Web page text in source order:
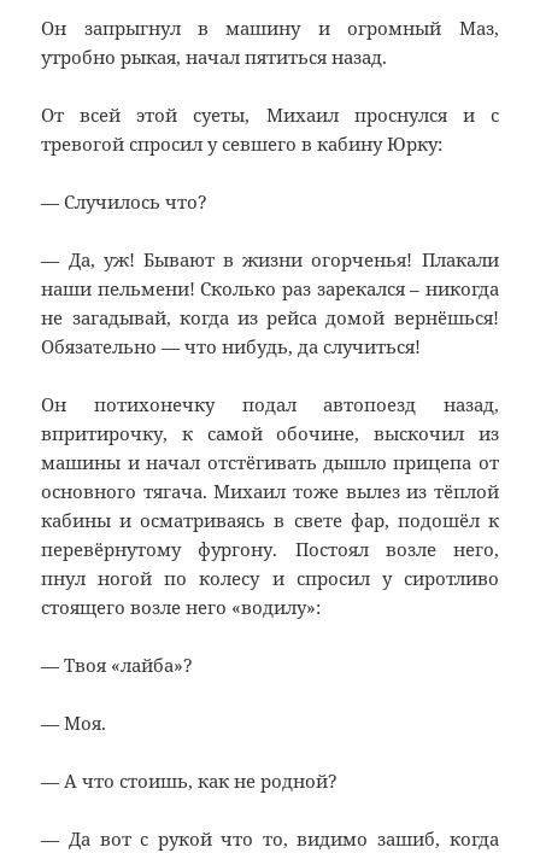
Он запрыгнул в машину и огромный Маз,
утробно рыкая, начал пятиться назад.
От всей этой суеты, Михаил проснулся и с
тревогой спросил у севшего в кабину Юрку:
— Случилось что?
— Да, уж! Бывают в жизни огорченья! Плакали
наши пельмени! Сколько раз зарекался – никогда
не загадывай, когда из рейса домой вернёшься!
Обязательно — что нибудь, да случиться!
Он потихонечку подал автопоезд назад,
впритирочку, к самой обочине, выскочил из
машины и начал отстёгивать дышло прицепа от
основного тягача. Михаил тоже вылез из тёплой
кабины и осматриваясь в свете фар, подошёл к
перевёрнутому фургону. Постоял возле него,
пнул ногой по колесу и спросил у сиротливо
стоящего возле него «водилу»:
— Твоя «лайба»?
— Моя.
— А что стоишь, как не родной?
— Да вот с рукой что то, видимо зашиб, когда